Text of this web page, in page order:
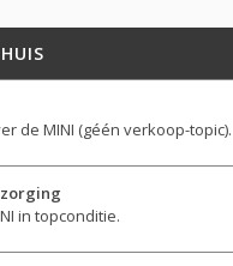
de MINI (géén verkoop-topic).
in topconditie.